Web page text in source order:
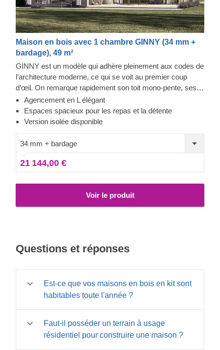
Maison en bois avec 1 chambre GINNY (34 mm +
bardage), 49 m²
GINNY est un modèle qui adhère pleinement aux codes de
l’architecture moderne, ce qui se voit au premier coup
d’œil. On remarque rapidement son toit mono-pente, ses
nombreuses fenêtres vitrées et son bardage vertical
élégant. L’agencement suit cette même logique, avec un
espace ouvert pour la salle à manger, ainsi qu’une
option peut devenir un véritable atout si vous décidez de
l’ajouter à votre commande. Comme vous pourrez le voir
sur les visuels, elle complète parfaitement l’ensemble.
Pour votre plus grand confort,une version isolée de ce
modèle est également disponible.
Agencement en L élégant
Espaces spacieux pour les repas et la détente
Version isolée disponible
34 mm + bardage
21 144,00 €
Voir le produit
Questions et réponses
Est-ce que vos maisons en bois en kit sont
habitables toute l'année ?
version isolée (de base ou avancée) et peuvent
parfaitement être utilisées comme résidence
Faut-il posséder un terrain à usage
résidentiel pour construire une maison ?